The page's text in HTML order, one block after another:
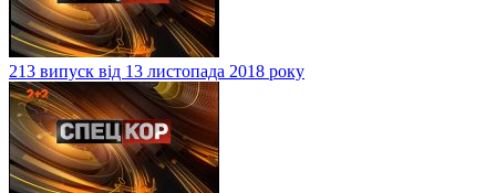
213 випуск від 13 листопада 2018 року